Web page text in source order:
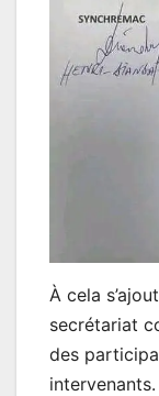
À cela
secrétariat
des
intervenants.